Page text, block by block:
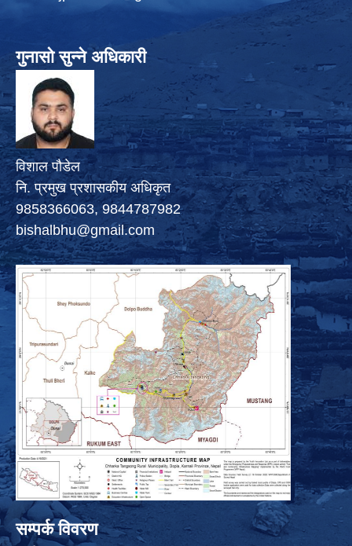
गुनासो सुन्ने अधिकारी
विशाल पौडेल
नि. प्रमुख प्रशासकीय अधिकृत
9858366063, 9844787982
bishalbhu@gmail.com
सम्पर्क विवरण